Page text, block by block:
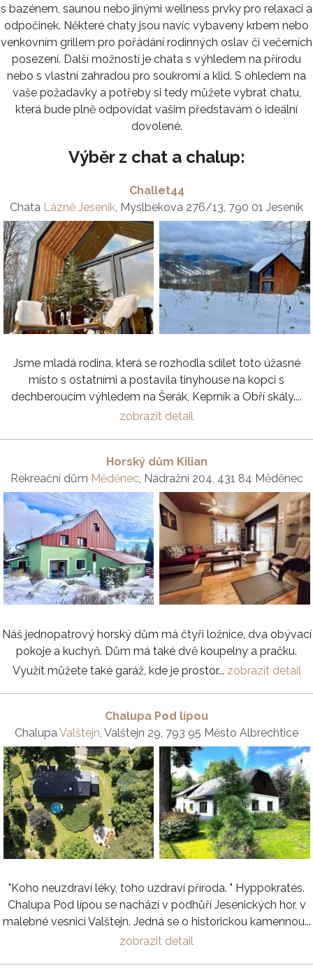
s bazénem, saunou nebo jinými wellness prvky pro relaxaci a
odpočinek. Některé chaty jsou navíc vybaveny krbem nebo
venkovním grillem pro pořádání rodinných oslav či večerních
posezení. Další možností je chata s výhledem na přírodu
nebo s vlastní zahradou pro soukromí a klid. S ohledem na
vaše požadavky a potřeby si tedy můžete vybrat chatu,
která bude plně odpovídat vašim představám o ideální
dovolené.
Výběr z chat a chalup:
Challet44
Chata Lázně Jeseník, Myslbekova 276/13, 790 01 Jeseník
Jsme mladá rodina, která se rozhodla sdílet toto úžasné
místo s ostatními a postavila tinyhouse na kopci s
dechberoucím výhledem na Šerák, Keprník a Obří skály....
zobrazit detail
Horský dům Kilian
Rekreační dům Měděnec, Nádražní 204, 431 84 Měděnec
Náš jednopatrový horský dům má čtyři ložnice, dva obývací
pokoje a kuchyň. Dům má také dvě koupelny a pračku.
Využít můžete také garáž, kde je prostor... zobrazit detail
Chalupa Pod lípou
Chalupa Valštejn , Valštejn 29, 793 95 Město Albrechtice
"Koho neuzdraví léky, toho uzdraví příroda. " Hyppokratés.
Chalupa Pod lípou se nachází v podhůří Jesenických hor, v
malebné vesnici Valštejn. Jedná se o historickou kamennou...
zobrazit detail